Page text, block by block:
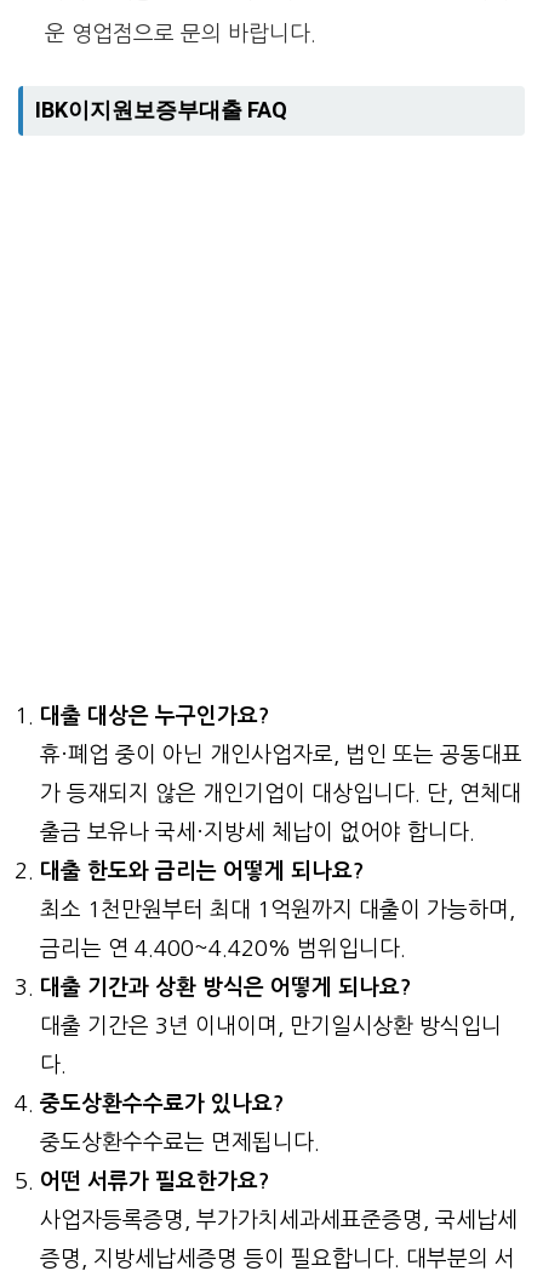
운 영업점으로 문의 바랍니다.
IBK이지원보증부대출 FAQ
대출 대상은 누구인가요?
휴·폐업 중이 아닌 개인사업자로, 법인 또는 공동대표
가 등재되지 않은 개인기업이 대상입니다. 단, 연체대
출금 보유나 국세·지방세 체납이 없어야 합니다.
대출 한도와 금리는 어떻게 되나요?
최소 1천만원부터 최대 1억원까지 대출이 가능하며,
금리는 연 4.400~4.420% 범위입니다.
대출 기간과 상환 방식은 어떻게 되나요?
대출 기간은 3년 이내이며, 만기일시상환 방식입니
다.
중도상환수수료가 있나요?
중도상환수수료는 면제됩니다.
어떤 서류가 필요한가요?
사업자등록증명, 부가가치세과세표준증명, 국세납세
증명, 지방세납세증명 등이 필요합니다. 대부분의 서